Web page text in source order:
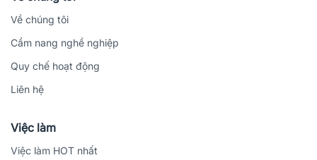
Về chúng tôi
Cẩm nang nghề nghiệp
Quy chế hoạt động
Liên hệ
Việc làm
Việc làm HOT nhất